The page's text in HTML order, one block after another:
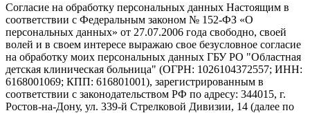
Согласие на обработку персональных данных Настоящим в
соответствии с Федеральным законом № 152-ФЗ «О
персональных данных» от 27.07.2006 года свободно, своей
волей и в своем интересе выражаю свое безусловное согласие
на обработку моих персональных данных ГБУ РО "Областная
детская клиническая больница" (ОГРН: 1026104372557; ИНН:
6168001069; КПП: 616801001), зарегистрированным в
соответствии с законодательством РФ по адресу: 344015, г.
Ростов-на-Дону, ул. 339-й Стрелковой Дивизии, 14 (далее по